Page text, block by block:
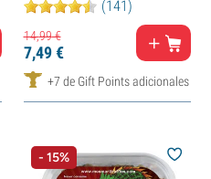
(141)
14,99€
7,49€
+7 de Gift Points adicionales
- 15%